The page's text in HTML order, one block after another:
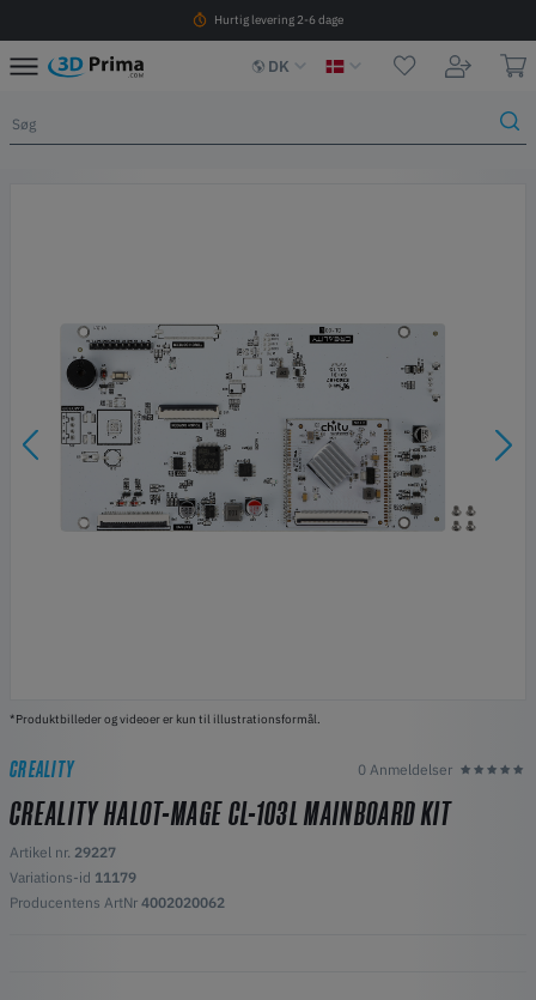
Hurtig levering 2-6 dage
DK
*Produktbilleder og videoer er kun til illustrationsformål.
CREALITY 0 Anmeldelser
CREALITY HALOT-MAGE CL-103L MAINBOARD KIT
Artikel nr. 29227
Variations-id 11179
Producentens ArtNr 4002020062